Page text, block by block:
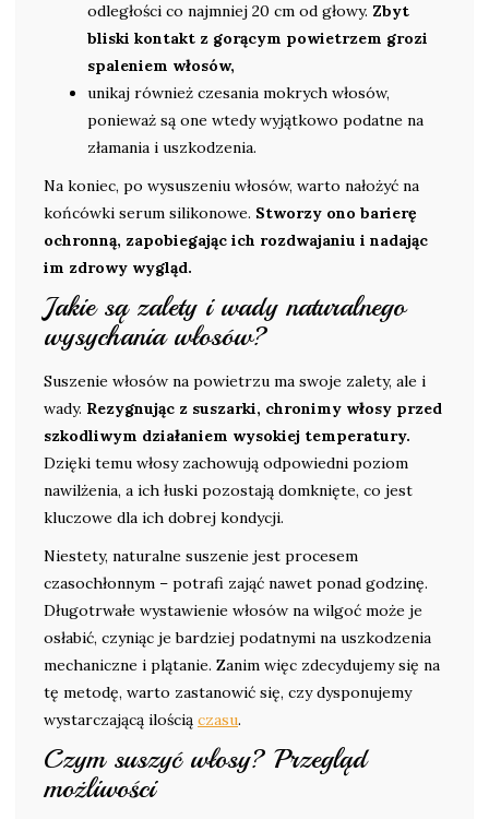
odległości co najmniej 20 cm od głowy. Zbyt
bliski kontakt z gorącym powietrzem grozi
spaleniem włosów,
unikaj również czesania mokrych włosów,
ponieważ są one wtedy wyjątkowo podatne na
złamania i uszkodzenia.
Na koniec, po wysuszeniu włosów, warto nałożyć na
końcówki serum silikonowe. Stworzy ono barierę
ochronną, zapobiegając ich rozdwajaniu i nadając
im zdrowy wygląd.
Jakie są zalety i wady naturalnego
wysychania włosów?
Suszenie włosów na powietrzu ma swoje zalety, ale i
wady. Rezygnując z suszarki, chronimy włosy przed
szkodliwym działaniem wysokiej temperatury.
Dzięki temu włosy zachowują odpowiedni poziom
nawilżenia, a ich łuski pozostają domknięte, co jest
kluczowe dla ich dobrej kondycji.
Niestety, naturalne suszenie jest procesem
czasochłonnym – potrafi zająć nawet ponad godzinę.
Długotrwałe wystawienie włosów na wilgoć może je
osłabić, czyniąc je bardziej podatnymi na uszkodzenia
mechaniczne i plątanie. Zanim więc zdecydujemy się na
tę metodę, warto zastanowić się, czy dysponujemy
wystarczającą ilością czasu.
Czym suszyć włosy? Przegląd
możliwości